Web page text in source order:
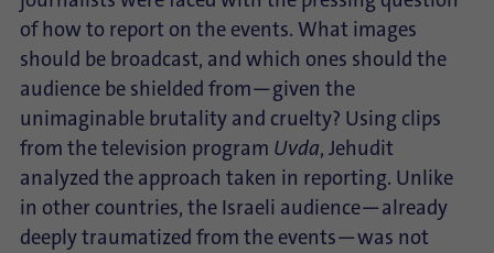
of how to report on the events. What images
should be broadcast, and which ones should the
audience be shielded from—given the
unimaginable brutality and cruelty? Using clips
from the television program Uvda, Jehudit
analyzed the approach taken in reporting. Unlike
in other countries, the Israeli audience—already
deeply traumatized from the events—was not